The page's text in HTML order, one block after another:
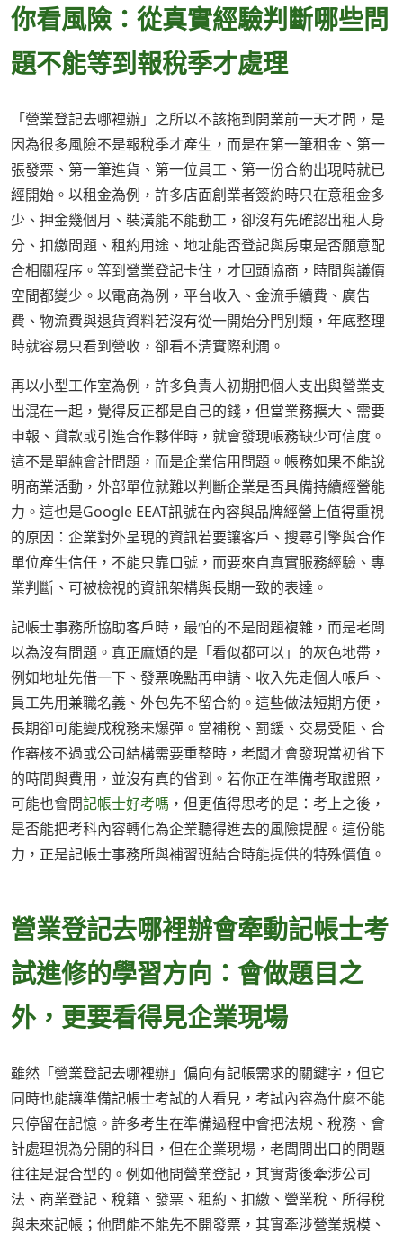
你看風險：從真實經驗判斷哪些問
題不能等到報稅季才處理
「營業登記去哪裡辦」之所以不該拖到開業前一天才問，是
因為很多風險不是報稅季才產生，而是在第一筆租金、第一
張發票、第一筆進貨、第一位員工、第一份合約出現時就已
經開始。以租金為例，許多店面創業者簽約時只在意租金多
少、押金幾個月、裝潢能不能動工，卻沒有先確認出租人身
分、扣繳問題、租約用途、地址能否登記與房東是否願意配
合相關程序。等到營業登記卡住，才回頭協商，時間與議價
空間都變少。以電商為例，平台收入、金流手續費、廣告
費、物流費與退貨資料若沒有從一開始分門別類，年底整理
時就容易只看到營收，卻看不清實際利潤。
再以小型工作室為例，許多負責人初期把個人支出與營業支
出混在一起，覺得反正都是自己的錢，但當業務擴大、需要
申報、貸款或引進合作夥伴時，就會發現帳務缺少可信度。
這不是單純會計問題，而是企業信用問題。帳務如果不能說
明商業活動，外部單位就難以判斷企業是否具備持續經營能
力。這也是Google EEAT訊號在內容與品牌經營上值得重視
的原因：企業對外呈現的資訊若要讓客戶、搜尋引擎與合作
單位產生信任，不能只靠口號，而要來自真實服務經驗、專
業判斷、可被檢視的資訊架構與長期一致的表達。
記帳士事務所協助客戶時，最怕的不是問題複雜，而是老闆
以為沒有問題。真正麻煩的是「看似都可以」的灰色地帶，
例如地址先借一下、發票晚點再申請、收入先走個人帳戶、
員工先用兼職名義、外包先不留合約。這些做法短期方便，
長期卻可能變成稅務未爆彈。當補稅、罰鍰、交易受阻、合
作審核不過或公司結構需要重整時，老闆才會發現當初省下
的時間與費用，並沒有真的省到。若你正在準備考取證照，
可能也會問記帳士好考嗎 ，但更值得思考的是：考上之後，
是否能把考科內容轉化為企業聽得進去的風險提醒。這份能
力，正是記帳士事務所與補習班結合時能提供的特殊價值。
營業登記去哪裡辦會牽動記帳士考
試進修的學習方向：會做題目之
外，更要看得見企業現場
雖然「營業登記去哪裡辦」偏向有記帳需求的關鍵字，但它
同時也能讓準備記帳士考試的人看見，考試內容為什麼不能
只停留在記憶。許多考生在準備過程中會把法規、稅務、會
計處理視為分開的科目，但在企業現場，老闆問出口的問題
往往是混合型的。例如他問營業登記，其實背後牽涉公司
法、商業登記、稅籍、發票、租約、扣繳、營業稅、所得稅
與未來記帳；他問能不能先不開發票，其實牽涉營業規模、